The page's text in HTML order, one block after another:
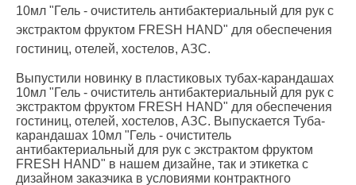
10мл "Гель - очиститель антибактериальный для рук c
экстрактом фруктом FRESH HAND" для обеспечения
гостиниц, отелей, хостелов, АЗС.
Выпустили новинку в пластиковых тубах-карандашах
10мл "Гель - очиститель антибактериальный для рук c
экстрактом фруктом FRESH HAND" для обеспечения
гостиниц, отелей, хостелов, АЗС. Выпускается Туба-
карандашах 10мл "Гель - очиститель
антибактериальный для рук c экстрактом фруктом
FRESH HAND" в нашем дизайне, так и этикетка с
дизайном заказчика в условиями контрактного